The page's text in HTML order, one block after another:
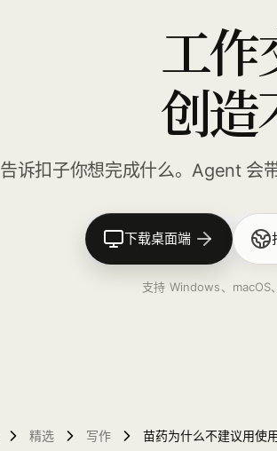
工作
创造
告诉扣子你想完成什么。Agent 会
下载桌面端
支持 Windows、macOS
精选 写作 苗药为什么不建议用使